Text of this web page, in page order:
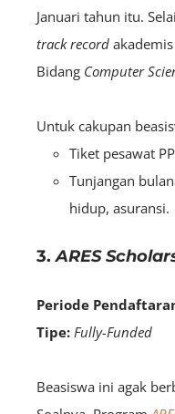
Januari tahun itu.
track record
Bidang Computer
Untuk cakupan
Tiket pesawat
Tunjangan
hidup, asuransi.
3.ARES
Periode
Tipe: Fully-Funded
Beasiswa ini agak